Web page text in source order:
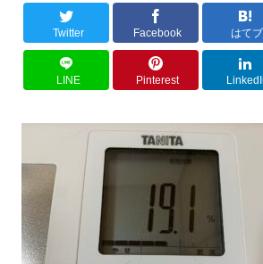
Twitter Facebook はてブ
LINE Pinterest